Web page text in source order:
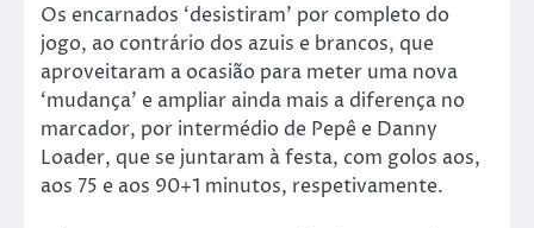
Os encarnados ‘desistiram’ por completo do
jogo, ao contrário dos azuis e brancos, que
aproveitaram a ocasião para meter uma nova
‘mudança’ e ampliar ainda mais a diferença no
marcador, por intermédio de Pepê e Danny
Loader, que se juntaram à festa, com golos aos,
aos 75 e aos 90+1 minutos, respetivamente.